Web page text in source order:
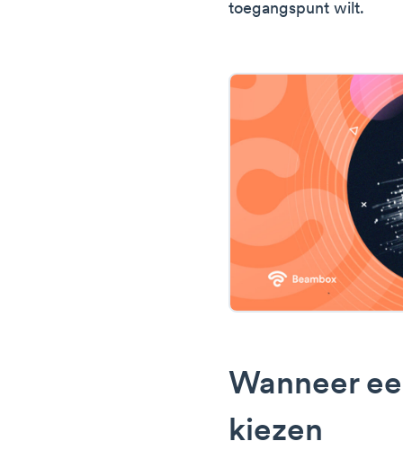
toegangspunt wilt.
Wanneer
kiezen